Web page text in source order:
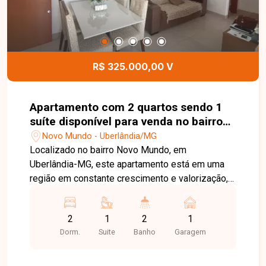
busca um apartamento pronto para morar, em uma
região em constante valorização de Uberlândia.
Entre em contato e agende sua visita!
R$ 325.000,00 V
Apartamento com 2 quartos sendo 1
suíte disponível para venda no bairro
Novo Mundo em Uberlândia-MG
Novo Mundo - Uberlândia/MG
Localizado no bairro Novo Mundo, em
Uberlândia-MG, este apartamento está em uma
região em constante crescimento e valorização,
principais vias da cidade. Próximo a
supermercados, farmácias, academias, escolas e
diversos comércios e serviços, oferece
2
Dorm.
1
Suite
2
Banho
1
Garagem